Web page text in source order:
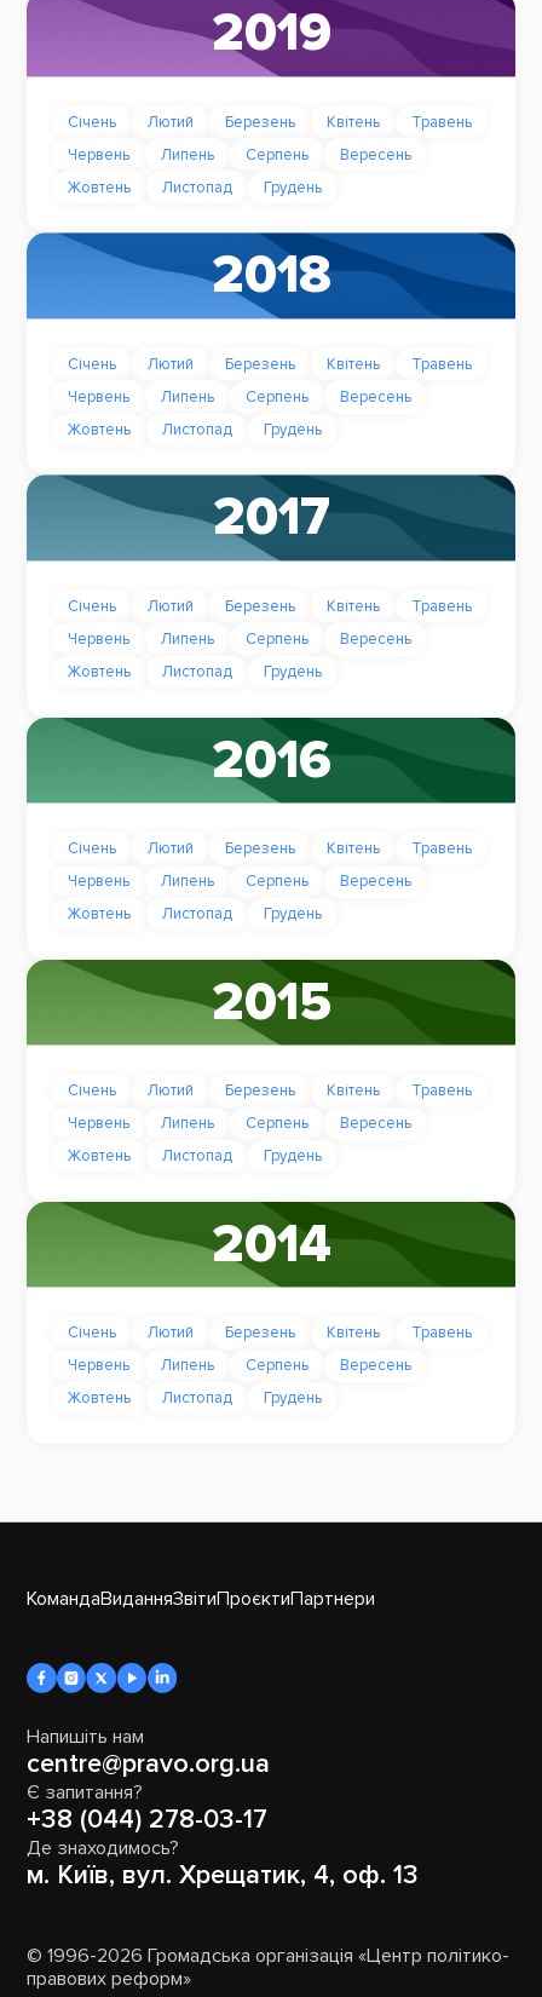
2019
Січень Лютий Березень Квітень
Травень
Червень
Липень Серпень
Вересень
Жовтень
Листопад Грудень
2018
Січень Лютий Березень Квітень
Травень
Червень
Липень Серпень
Вересень
Жовтень
Листопад Грудень
2017
Січень Лютий Березень Квітень
Травень
Червень
Липень Серпень
Вересень
Жовтень
Листопад Грудень
2016
Січень Лютий Березень Квітень
Травень
Червень
Липень Серпень
Вересень
Жовтень
Листопад Грудень
2015
Січень Лютий Березень Квітень
Травень
Червень
Липень Серпень
Вересень
Жовтень
Листопад Грудень
2014
Січень Лютий Березень Квітень
Травень
Червень
Липень Серпень
Вересень
Жовтень
Листопад Грудень
КомандаВиданняЗвітиПроєктиПартнери
Напишіть нам
centre@pravo.org.ua
Є запитання?
+38 (044) 278-03-17
Де знаходимось?
м. Київ, вул. Хрещатик, 4, оф. 13
© 1996-2026 Громадська організація «Центр політико-
правових реформ»